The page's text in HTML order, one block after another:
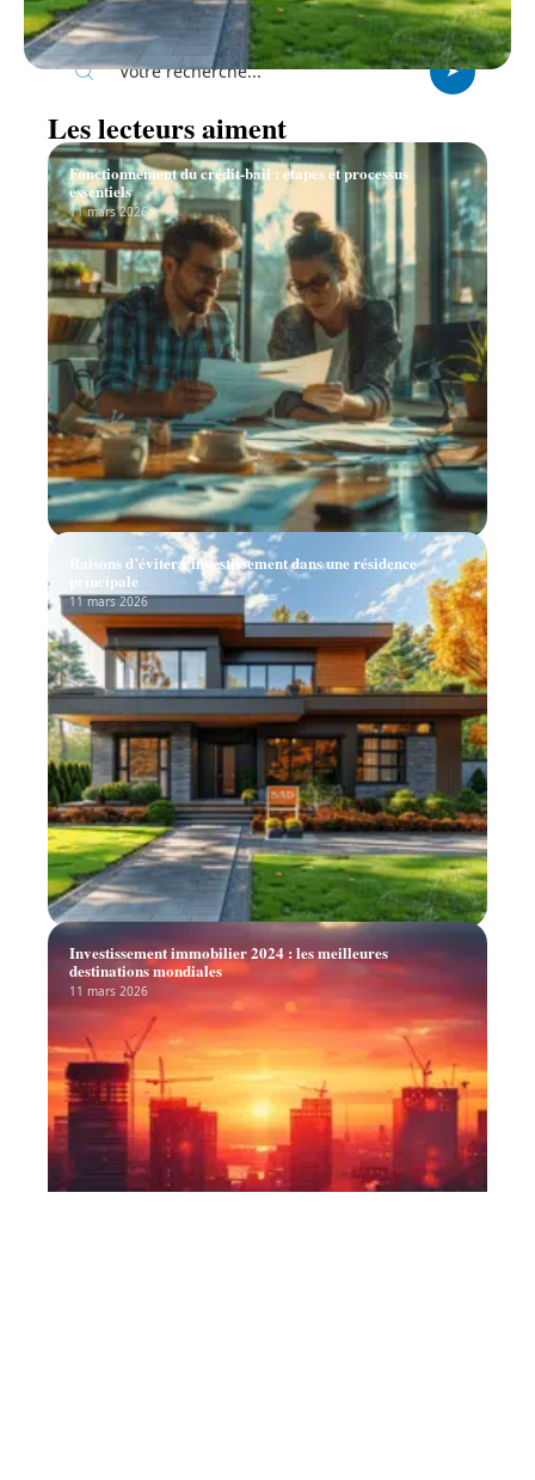
Recherche
Les lecteurs aiment
Fonctionnement du crédit-bail : étapes et processus
essentiels
11 mars 2026
Raisons d’éviter l’investissement dans une résidence
principale
11 mars 2026
Investissement immobilier 2024 : les meilleures
destinations mondiales
11 mars 2026